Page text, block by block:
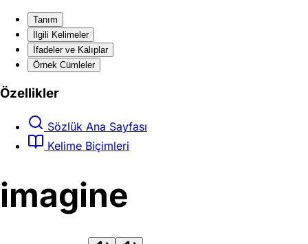
Tanım
İlgili Kelimeler
İfadeler ve Kalıplar
Örnek Cümleler
Özellikler
Sözlük Ana Sayfası
Kelime Biçimleri
imagine